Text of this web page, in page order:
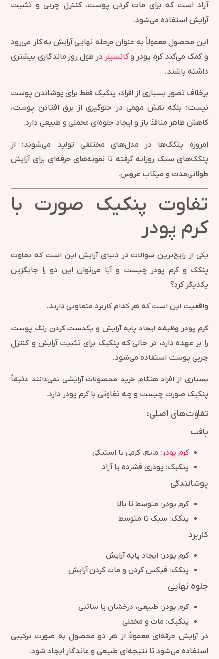
آزاد است که برای مات کردن پوست، کنترل چربی و تثبیت
آرایش استفاده می‌شود.
این محصول معمولاً به عنوان مرحله نهایی آرایش به کار می‌رود
و کمک می‌کند کرم پودر وکانسیلر در طول روز ماندگاری بیشتری
داشته باشند.
برخلاف تصور بسیاری از افراد، پنکیک فقط برای پوشاندن پوست
نیست؛ بلکه نقش مهمی در جلوگیری از برق افتادن پوست،
کاهش ظاهر منافذ باز و ایجاد جلوه‌ای مخملی و طبیعی دارد.
امروزه پنکک‌ها در مدل‌های مختلفی تولید می‌شوند؛ از
پنکک‌های سبک روزانه گرفته تا نمونه‌های حرفه‌ای برای آرایش
طولانی‌مدت و میکاپ عروس.
تفاوت پنکیک صورت با
کرم پودر
یکی از رایج‌ترین سوالات در دنیای آرایش این است که تفاوت
پنکک و کرم پودر چیست و آیا می‌توان این دو را جایگزین
یکدیگر کرد؟
واقعیت این است که هر کدام کاربرد متفاوتی دارند.
کرم پودر وظیفه ایجاد پایه آرایش و یکدست کردن رنگ پوست
را بر عهده دارد، در حالی که پنکیک برای تثبیت آرایش و کنترل
چربی پوست استفاده می‌شود.
بسیاری از افراد هنگام خرید محصولات آرایشی نمی‌دانند دقیقاً
پنکیک صورت چیست و چه تفاوتی با کرم پودر دارد.
تفاوت‌های اصلی:
بافت
کرم پودر : مایع، کرمی یا استیکی
پنکیک: پودری فشرده یا آزاد
پوشانندگی
کرم پودر: متوسط تا بالا
پنکک: سبک تا متوسط
کاربرد
کرم پودر: ایجاد پایه آرایش
پنکک: فیکس کردن و مات کردن آرایش
جلوه نهایی
کرم پودر: طبیعی، درخشان یا ساتنی
پنکیک: مات و مخملی
در آرایش حرفه‌ای معمولاً از هر دو محصول به صورت ترکیبی
استفاده می‌شود تا نتیجه‌ای طبیعی و ماندگار ایجاد شود.